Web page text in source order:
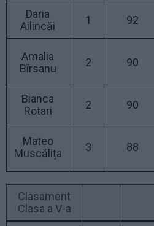
Daria
Ailincăi
1 92
Amalia
Bîrsanu
2 90
Bianca
Rotari
2 90
Mateo
Muscălița
3 88
Clasament
Clasa a V-a